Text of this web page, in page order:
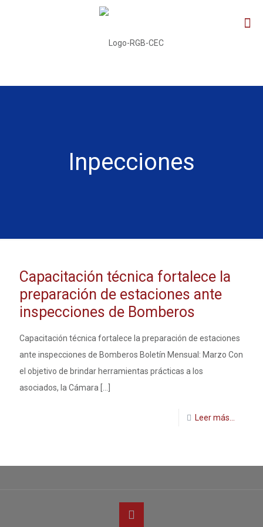
Inpecciones
Capacitación técnica fortalece la
preparación de estaciones ante
inspecciones de Bomberos
Capacitación técnica fortalece la preparación de estaciones
ante inspecciones de Bomberos Boletín Mensual: Marzo Con
el objetivo de brindar herramientas prácticas a los
asociados, la Cámara
Leer más...